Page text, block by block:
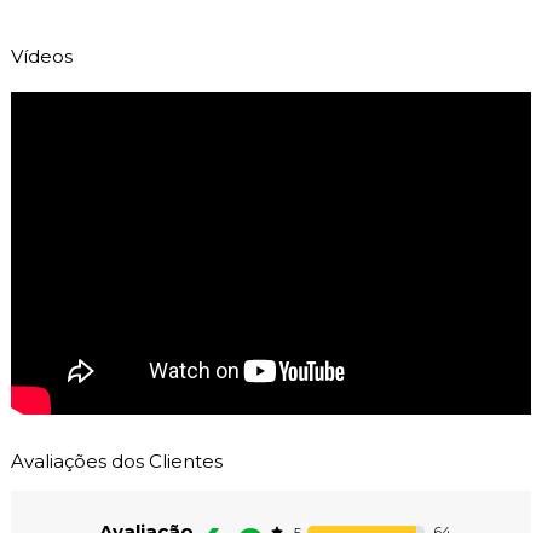
Vídeos
Avaliações dos Clientes